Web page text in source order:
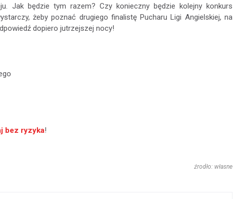
Jak będzie tym razem? Czy konieczny będzie kolejny konkurs
żeby poznać drugiego finalistę Pucharu Ligi Angielskiej, na
dopiero jutrzejszej nocy!
bez ryzyka!
źrodło: własne